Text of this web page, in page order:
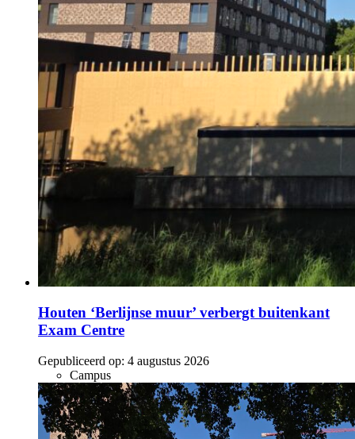
Houten ‘Berlijnse muur’ verbergt buitenkant
Exam Centre
Gepubliceerd op: 4 augustus 2026
Campus